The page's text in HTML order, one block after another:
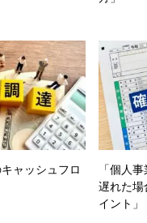
キャッシュフロ
「個人
遅れた場
イント」